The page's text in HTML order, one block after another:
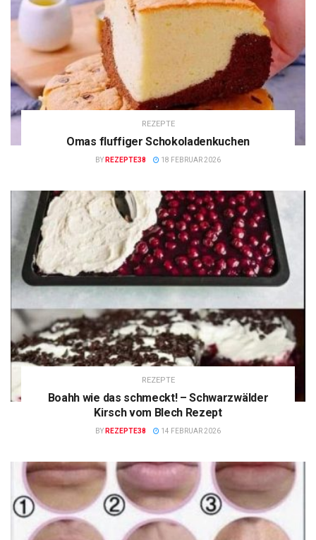
REZEPTE
Omas fluffiger Schokoladenkuchen
BY REZEPTE38 18 FEBRUAR 2026
REZEPTE
Boahh wie das schmeckt! – Schwarzwälder
Kirsch vom Blech Rezept
BY REZEPTE38 14 FEBRUAR 2026